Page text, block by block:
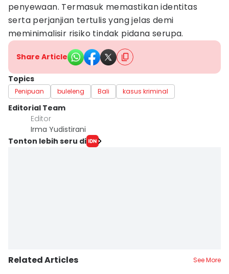
penyewaan. Termasuk memastikan identitas
serta perjanjian tertulis yang jelas demi
meminimalisir risiko tindak pidana serupa.
Share Article
Topics
Penipuan buleleng Bali kasus kriminal
Editorial Team
Editor
Irma Yudistirani
Tonton lebih seru di
Related Articles See More